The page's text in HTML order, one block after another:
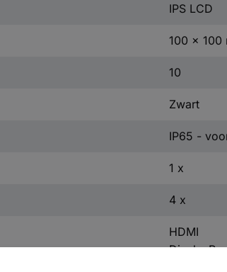
IPS LCD
100 x 100
10
Zwart
IP65 -
1 x
4 x
HDMI